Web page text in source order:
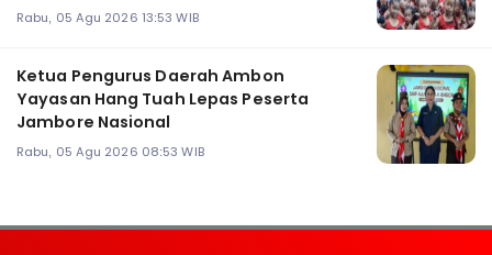
Rabu, 05 Agu 2026 13:53 WIB
Ketua Pengurus Daerah Ambon
Yayasan Hang Tuah Lepas Peserta
Jambore Nasional
Rabu, 05 Agu 2026 08:53 WIB